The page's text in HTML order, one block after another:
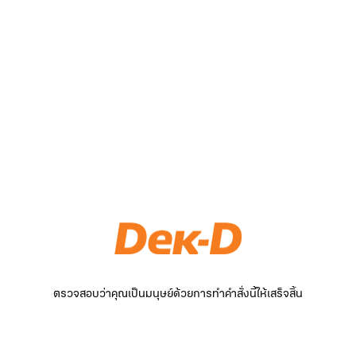
ตรวจสอบว่าคุณเป็นมนุษย์ด้วยการทำคำสั่งนี้ให้เสร็จสิ้น